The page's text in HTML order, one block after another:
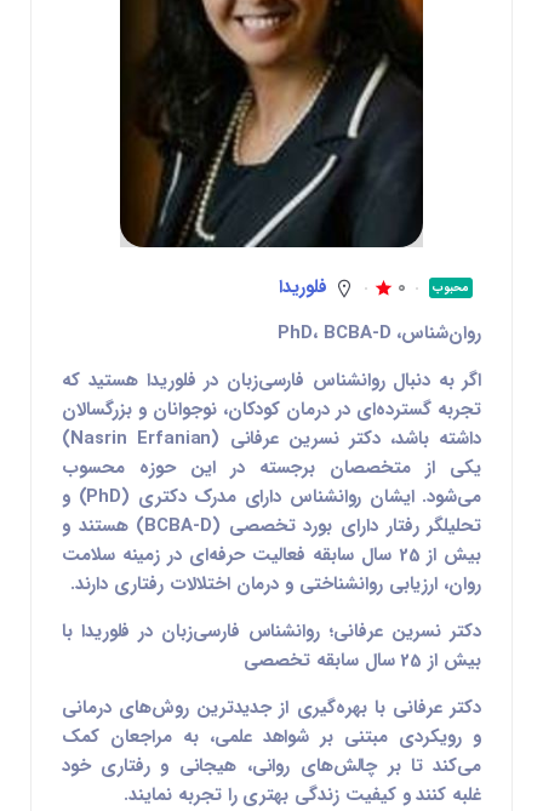
محبوب 0
فلوریدا
روان‌شناس، PhD، BCBA-D
اگر به دنبالروانشناس فارسی‌زبان در فلوریدا هستید که
تجربه گسترده‌ای در درمان کودکان، نوجوانان و بزرگسالان
داشته باشد، دکتر نسرین عرفانی (Nasrin Erfanian)
یکی از متخصصان برجسته در این حوزه محسوب
می‌شود. ایشان روانشناس دارای مدرک دکتری (PhD) و
تحلیلگر رفتار دارای بورد تخصصی (BCBA-D) هستند و
بیش از 25 سال سابقه فعالیت حرفه‌ای در زمینه سلامت
روان، ارزیابی روانشناختی و درمان اختلالات رفتاری دارند.
دکتر نسرین عرفانی؛ روانشناس فارسی‌زبان در فلوریدا با
بیش از 25 سال سابقه تخصصی
دکتر عرفانی با بهره‌گیری از جدیدترین روش‌های درمانی
و رویکردی مبتنی بر شواهد علمی، به مراجعان کمک
می‌کند تا بر چالش‌های روانی، هیجانی و رفتاری خود
غلبه کنند و کیفیت زندگی بهتری را تجربه نمایند.